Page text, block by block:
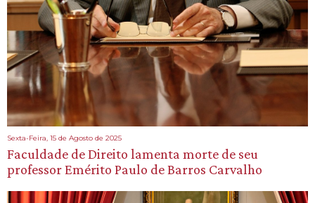
Sexta-Feira, 15 de Agosto de 2025
Faculdade de Direito lamenta morte de seu
professor Emérito Paulo de Barros Carvalho